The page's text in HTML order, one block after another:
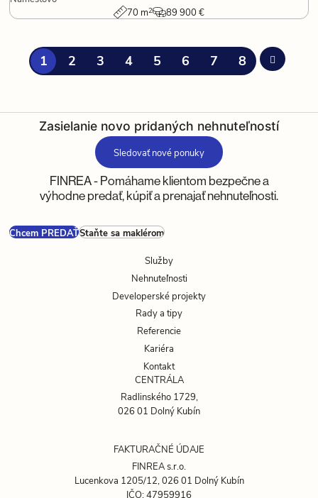
70 m2 89 900 €
1 2 3 4 5 6 7 8
Zasielanie novo pridaných nehnuteľností
Sledovať nové ponuky
FINREA - Pomáhame klientom bezpečne a
výhodne predať, kúpiť a prenajať nehnuteľnosti.
Chcem PREDAŤStaňte sa maklérom
Služby
Nehnuteľnosti
Developerské projekty
Rady a tipy
Referencie
Kariéra
Kontakt
CENTRÁLA
Radlinského 1729,
026 01 Dolný Kubín
FAKTURAČNÉ ÚDAJE
FINREA s.r.o.
Lucenkova 1205/12, 026 01 Dolný Kubín
IČO: 47959916